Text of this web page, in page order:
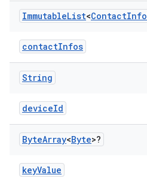
ImmutableList<ContactInfo
contactInfos
String
deviceId
ByteArray<Byte>?
keyValue